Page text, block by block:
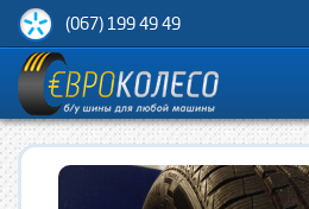
(067) 199 49 49